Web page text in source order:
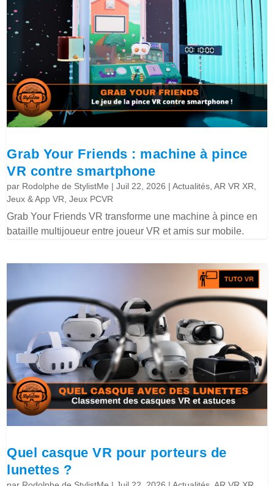
Grab Your Friends : machine à pince
VR contre smartphone
par Rodolphe de StylistMe |Juil 22, 2026 |Actualités ,AR VR XR
Jeux & App VR ,Jeux PCVR
Grab Your Friends VR transforme une machine à pince en
bataille multijoueur entre joueur VR et amis sur mobile.
Quel casque VR pour porteurs de
lunettes ?